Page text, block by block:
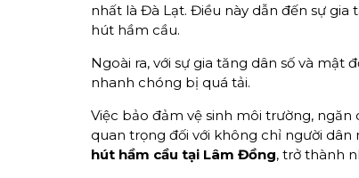
nhất là Đà Lạt. Điều này dẫn đến sự gia
hút hầm cầu.
Ngoài ra, với sự gia tăng dân số và
nhanh chóng bị quá tải.
Việc bảo đảm vệ sinh môi trường, ngăn
quan trọng đối với không chỉ người
hút hầm cầu tại Lâm Đồng, trở thành